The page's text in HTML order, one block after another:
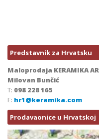
Predstavnik za Hrvatsku
Maloprodaja KERAMIKA
Milovan Bunčić
T: 098 228 165
E: hr1@keramika.com
Prodavaonice u Hrvatskoj